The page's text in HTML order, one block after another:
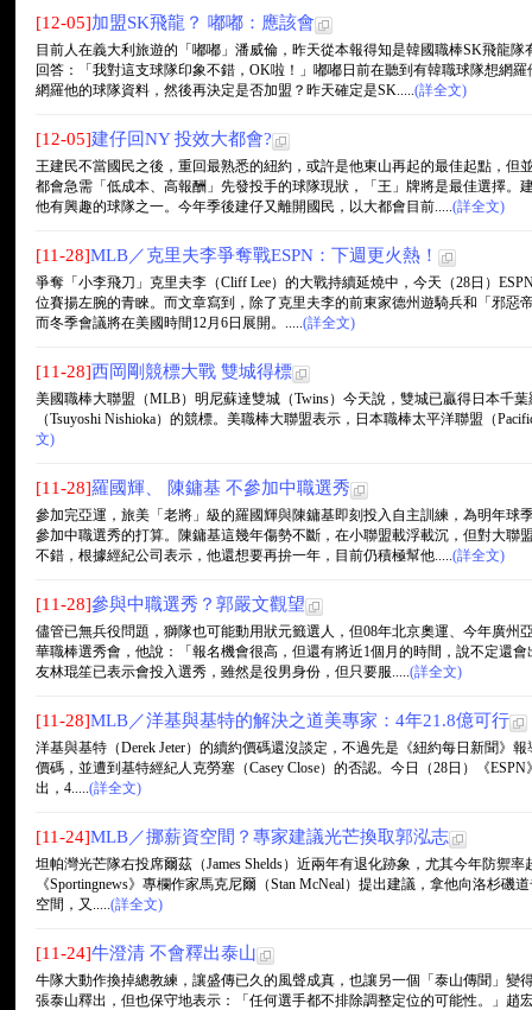
[12-05]加盟SK飛龍？ 嘟嘟：應該會
目前人在義大利旅遊的「嘟嘟」潘威倫，昨天從本報得知是韓國職棒SK飛龍
回答：「我對這支球隊印象不錯，OK啦！」嘟嘟日前在聽到有韓職球隊想網
網羅他的球隊資料，然後再決定是否加盟？昨天確定是SK.....(詳全文)
[12-05]建仔回NY 投效大都會?
王建民不當國民之後，重回最熟悉的紐約，或許是他東山再起的最佳起點，但
都會急需「低成本、高報酬」先發投手的球隊現狀，「王」牌將是最佳選擇。
他有興趣的球隊之一。今年季後建仔又離開國民，以大都會目前.....(詳全文)
[11-28]MLB／克里夫李爭奪戰ESPN：下週更火熱！
爭奪「小李飛刀」克里夫李（Cliff Lee）的大戰持續延燒中，今天（28日）
位賽揚左腕的青睞。而文章寫到，除了克里夫李的前東家德州遊騎兵和「邪惡
而冬季會議將在美國時間12月6日展開。.....(詳全文)
[11-28]西岡剛競標大戰 雙城得標
美國職棒大聯盟（MLB）明尼蘇達雙城（Twins）今天說，雙城已贏得日本千葉
（Tsuyoshi Nishioka）的競標。美職棒大聯盟表示，日本職棒太平洋聯盟（
文)
[11-28]羅國輝、 陳鏞基 不參加中職選秀
參加完亞運，旅美「老將」級的羅國輝與陳鏞基即刻投入自主訓練，為明年球
參加中職選秀的打算。陳鏞基這幾年傷勢不斷，在小聯盟載浮載沉，但對大聯
不錯，根據經紀公司表示，他還想要再拚一年，目前仍積極幫他.....(詳全文)
[11-28]參與中職選秀？郭嚴文觀望
儘管已無兵役問題，獅隊也可能動用狀元籤選人，但08年北京奧運、今年廣州
華職棒選秀會，他說：「報名機會很高，但還有將近1個月的時間，說不定還
友林琨笙已表示會投入選秀，雖然是役男身份，但只要服.....(詳全文)
[11-28]MLB／洋基與基特的解決之道美專家：4年21.8億可行
洋基與基特（Derek Jeter）的續約價碼還沒談定，不過先是《紐約每日新聞》
價碼，並遭到基特經紀人克勞塞（Casey Close）的否認。今日（28日）《
出，4.....(詳全文)
[11-24]MLB／挪薪資空間？專家建議光芒換取郭泓志
坦帕灣光芒隊右投席爾茲（James Shelds）近兩年有退化跡象，尤其今年防禦
《Sportingnews》專欄作家馬克尼爾（Stan McNeal）提出建議，拿他向洛杉磯
空間，又.....(詳全文)
[11-24]牛澄清 不會釋出泰山
牛隊大動作換掉總教練，讓盛傳已久的風聲成真，也讓另一個「泰山傳聞」變
張泰山釋出，但也保守地表示：「任何選手都不排除調整定位的可能性。」趙